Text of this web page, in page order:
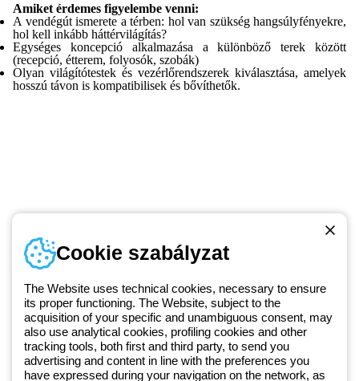
Amiket érdemes figyelembe venni:
A vendégút ismerete a térben: hol van szükség hangsúlyfényekre,
hol kell inkább háttérvilágítás?
Egységes koncepció alkalmazása a különböző terek között
(recepció, étterem, folyosók, szobák)
Olyan világítótestek és vezérlőrendszerek kiválasztása, amelyek
hosszú távon is kompatibilisek és bővíthetők.
Since 2025, Beghelli has been part of the GEWISS Group, within the
GEWISS LightZone ecosystem, where we develop integrated
lighting solutions that transform complexity into simplicity, supporting
Telefonszám
Hétfőtől-péntekig: 8.00-16.30
1 951 3194
Cookie szabályzat
The Website uses technical cookies, necessary to ensure
its proper functioning. The Website, subject to the
acquisition of your specific and unambiguous consent, may
also use analytical cookies, profiling cookies and other
tracking tools, both first and third party, to send you
advertising and content in line with the preferences you
have expressed during your navigation on the network, as